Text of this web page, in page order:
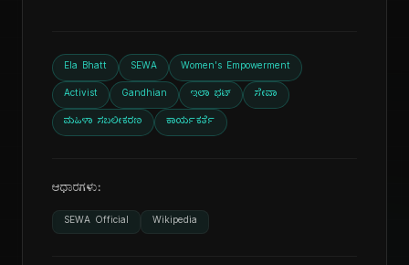
Ela Bhatt SEWA Women's Empowerment
Activist Gandhian ಇಲಾ ಭಟ್ ಸೇವಾ
ಮಹಿಳಾ ಸಬಲೀಕರಣ ಕಾರ್ಯಕರ್ತೆ
ಆಧಾರಗಳು:
SEWA Official Wikipedia